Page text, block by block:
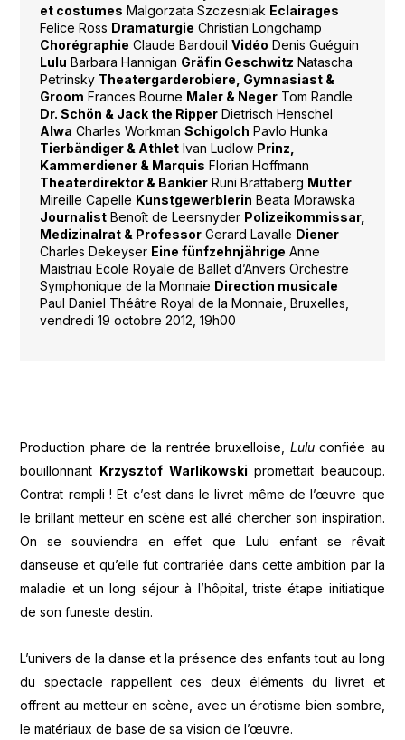
et costumes Malgorzata Szczesniak Eclairages
Felice Ross Dramaturgie Christian Longchamp
Chorégraphie Claude Bardouil Vidéo Denis Guéguin
Lulu Barbara Hannigan Gräfin Geschwitz Natascha
Petrinsky Theatergarderobiere, Gymnasiast &
Groom Frances Bourne Maler & NegerTom Randle
Dr. Schön & Jack the RipperDietrisch Henschel
Alwa Charles Workman Schigolch Pavlo Hunka
Tierbändiger & AthletIvan Ludlow Prinz,
Kammerdiener & Marquis Florian Hoffmann
Theaterdirektor & BankierRuni Brattaberg Mutter
Mireille Capelle Kunstgewerblerin Beata Morawska
JournalistBenoît de Leersnyder Polizeikommissar,
Medizinalrat & ProfessorGerard Lavalle Diener
Charles Dekeyser Eine fünfzehnjährige Anne
Maistriau Ecole Royale de Ballet d’Anvers Orchestre
Symphonique de la Monnaie Direction musicale
Paul Daniel Théâtre Royal de la Monnaie, Bruxelles,
vendredi 19 octobre 2012, 19h00
Production phare de la rentrée bruxelloise, Luluconfiée au
bouillonnant
Krzysztof Warlikowski promettait beaucoup.
Contrat rempli ! Et c’est dans le livret même de l’œuvre que
le brillant metteur en scène est allé chercher son inspiration.
On se souviendra en effet que Lulu enfant se rêvait
danseuse et qu’elle fut contrariée dans cette ambition par la
maladie et un long séjour à l’hôpital, triste étape initiatique
de son funeste destin.
L’univers de la danse et la présence des enfants tout au long
du spectacle rappellent ces deux éléments du livret et
offrent au metteur en scène, avec un érotisme bien sombre,
le matériaux de base de sa vision de l’œuvre.